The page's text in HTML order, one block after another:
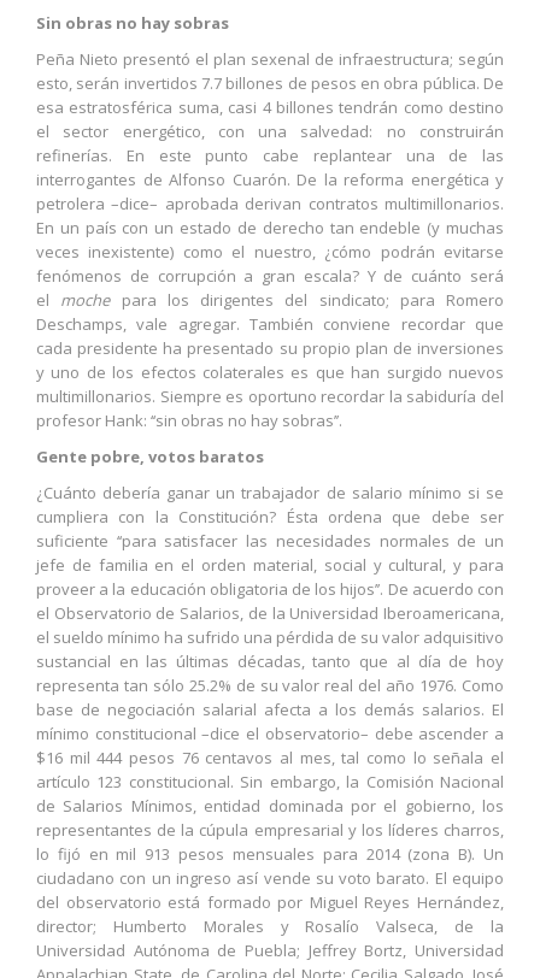
Sin obras no hay sobras
Peña Nieto presentó el plan sexenal de infraestructura; según
esto, serán invertidos 7.7 billones de pesos en obra pública. De
esa estratosférica suma, casi 4 billones tendrán como destino
el sector energético, con una salvedad: no construirán
refinerías. En este punto cabe replantear una de las
interrogantes de Alfonso Cuarón. De la reforma energética y
petrolera –dice– aprobada derivan contratos multimillonarios.
En un país con un estado de derecho tan endeble (y muchas
veces inexistente) como el nuestro, ¿cómo podrán evitarse
fenómenos de corrupción a gran escala? Y de cuánto será
el mochepara los dirigentes del sindicato; para Romero
Deschamps, vale agregar. También conviene recordar que
cada presidente ha presentado su propio plan de inversiones
y uno de los efectos colaterales es que han surgido nuevos
multimillonarios. Siempre es oportuno recordar la sabiduría del
profesor Hank: ‘‘sin obras no hay sobras’’.
Gente pobre, votos baratos
¿Cuánto debería ganar un trabajador de salario mínimo si se
cumpliera con la Constitución? Ésta ordena que debe ser
suficiente ‘‘para satisfacer las necesidades normales de un
jefe de familia en el orden material, social y cultural, y para
proveer a la educación obligatoria de los hijos’’. De acuerdo con
el Observatorio de Salarios, de la Universidad Iberoamericana,
el sueldo mínimo ha sufrido una pérdida de su valor adquisitivo
sustancial en las últimas décadas, tanto que al día de hoy
representa tan sólo 25.2% de su valor real del año 1976. Como
base de negociación salarial afecta a los demás salarios. El
mínimo constitucional –dice el observatorio– debe ascender a
$16 mil 444 pesos 76 centavos al mes, tal como lo señala el
artículo 123 constitucional. Sin embargo, la Comisión Nacional
de Salarios Mínimos, entidad dominada por el gobierno, los
representantes de la cúpula empresarial y los líderes charros,
lo fijó en mil 913 pesos mensuales para 2014 (zona B). Un
ciudadano con un ingreso así vende su voto barato. El equipo
del observatorio está formado por Miguel Reyes Hernández,
director; Humberto Morales y Rosalío Valseca, de la
Universidad Autónoma de Puebla; Jeffrey Bortz, Universidad